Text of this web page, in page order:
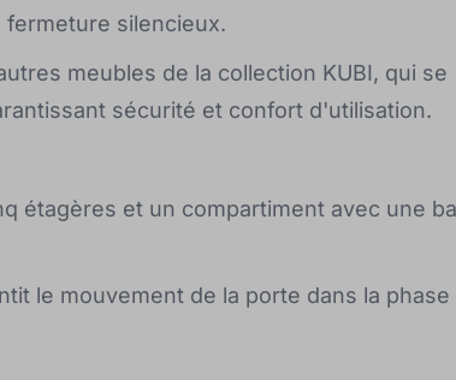
silencieux.
meubles de la collection KUBI, qui se
sécurité et confort d'utilisation.
étagères et un compartiment avec une
le mouvement de la porte dans la phase